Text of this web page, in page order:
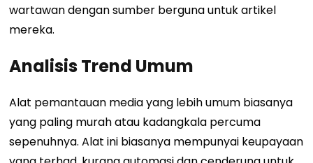
wartawan dengan sumber berguna untuk artikel
mereka.
Analisis Trend Umum
Alat pemantauan media yang lebih umum biasanya
yang paling murah atau kadangkala percuma
sepenuhnya. Alat ini biasanya mempunyai keupayaan